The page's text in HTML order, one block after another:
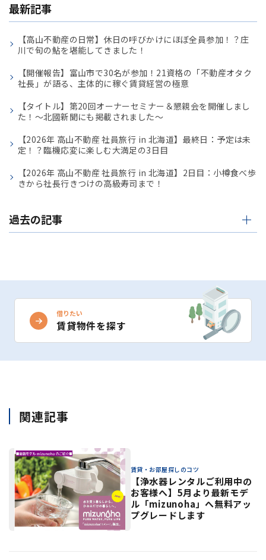
最新記事
【高山不動産の日常】休日の呼びかけにほぼ全員参加！？庄
川で旬の鮎を堪能してきました！
【開催報告】富山市で30名が参加！21資格の「不動産オタク
社長」が語る、主体的に稼ぐ賃貸経営の極意
【タイトル】第20回オーナーセミナー＆懇親会を開催しまし
た！〜北國新聞にも掲載されました〜
【2026年 高山不動産 社員旅行 in 北海道】最終日：予定は未
定！？臨機応変に楽しむ大満足の3日目
【2026年 高山不動産 社員旅行 in 北海道】2日目：小樽食べ歩
きから社長行きつけの高級寿司まで！
過去の記事
借りたい
賃貸物件を探す
関連記事
賃貸・お部屋探しのコツ
【浄水器レンタルご利用中の
お客様へ】5月より最新モデ
ル「mizunoha」へ無料アッ
プグレードします